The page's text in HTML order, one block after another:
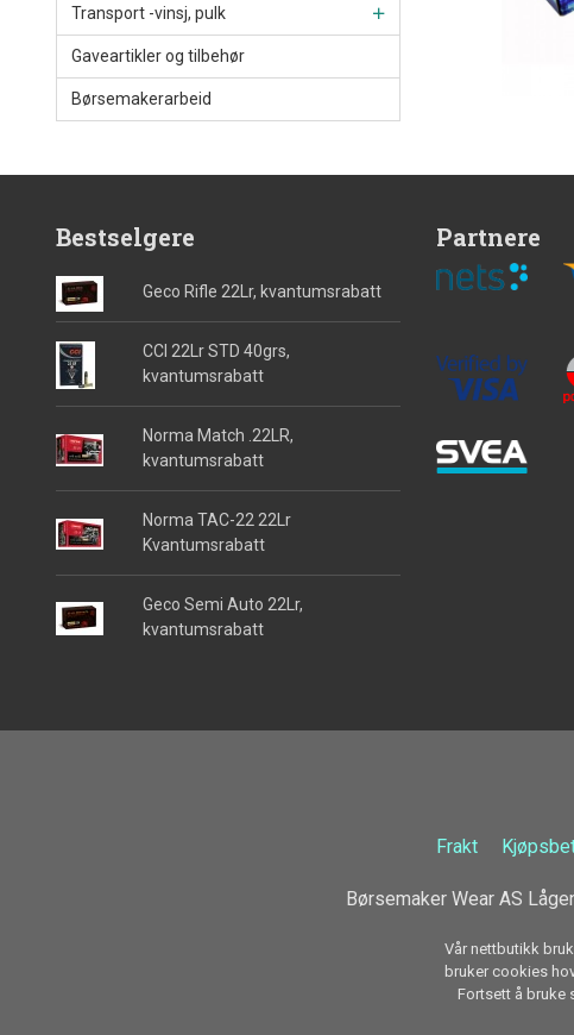
Transport -vinsj, pulk
Gaveartikler og tilbehør
Børsemakerarbeid
Bestselgere
Geco Rifle 22Lr, kvantumsrabatt
CCI 22Lr STD 40grs,
kvantumsrabatt
Norma Match .22LR,
kvantumsrabatt
Norma TAC-22 22Lr
Kvantumsrabatt
Geco Semi Auto 22Lr,
kvantumsrabatt
Partnere
Frakt
Børsemaker Wear AS
Vår nettbutikk
bruker cookies
Fortsett å bruke